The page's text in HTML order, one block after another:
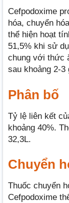
Cefpodoxime
hóa, chuyển
thể hiện hoạt
51,5% khi sử
chung với thức
sau khoảng 2-
Phân bố
Tỷ lệ liên kết
khoảng 40%.
32,3L.
Chuyển
Thuốc chuyển
Cefpodoxime